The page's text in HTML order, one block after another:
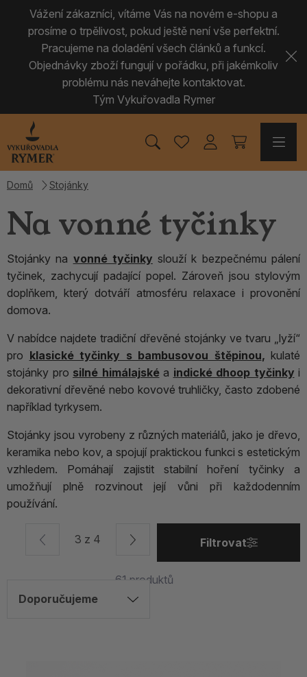
Vážení zákazníci, vítáme Vás na novém e-shopu a
prosíme o trpělivost, pokud ještě není vše perfektní.
Pracujeme na doladění všech článků a funkcí.
Objednávky zboží fungují v pořádku, při jakémkoliv
problému nás neváhejte kontaktovat.
Tým Vykuřovadla Rymer
Domů Stojánky
Na vonné tyčinky
Stojánky na vonné tyčinky slouží k bezpečnému pálení
tyčinek, zachycují padající popel. Zároveň jsou stylovým
doplňkem, který dotváří atmosféru relaxace i provonění
domova.
V nabídce najdete tradiční dřevěné stojánky ve tvaru „lyží“
pro klasické tyčinky s bambusovou štěpinou, kulaté
stojánky pro silné himálajskéa indické dhoop tyčinky i
dekorativní dřevěné nebo kovové truhličky, často zdobené
například tyrkysem.
Stojánky jsou vyrobeny z různých materiálů, jako je dřevo,
keramika nebo kov, a spojují praktickou funkci s estetickým
vzhledem. Pomáhají zajistit stabilní hoření tyčinky a
umožňují plně rozvinout její vůni při každodenním
používání.
61 produktů
3 z 4 Filtrovat